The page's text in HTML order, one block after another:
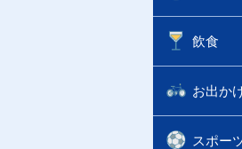
飲食
お出か
スポー